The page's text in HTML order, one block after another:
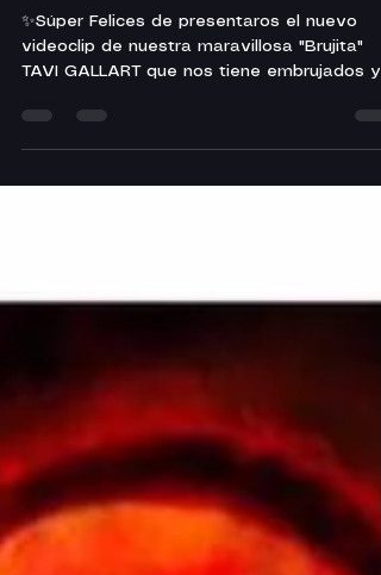
✨Súper Felices de presentaros el nuevo
videoclip de nuestra maravillosa "Brujita"
TAVI GALLART que nos tiene embrujados y